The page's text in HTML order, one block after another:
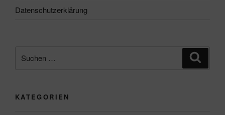
Datenschutzerklärung
nach:
KATEGORIEN